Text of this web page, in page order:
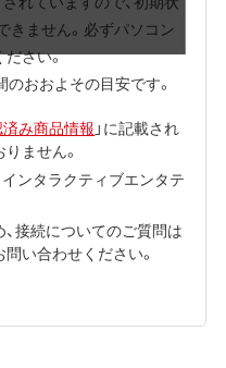
きません。必ずパソコン
さい。
おおよその目安です。
済み商品情報」に記載され
ません。
インタラクティブエンタテ
接続についてのご質問は
問い合わせください。